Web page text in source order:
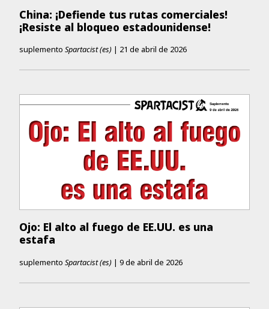
China: ¡Defiende tus rutas comerciales!
¡Resiste al bloqueo estadounidense!
suplemento Spartacist (es) | 21 de abril de 2026
Ojo: El alto al fuego de EE.UU. es una
estafa
suplemento Spartacist (es) | 9 de abril de 2026